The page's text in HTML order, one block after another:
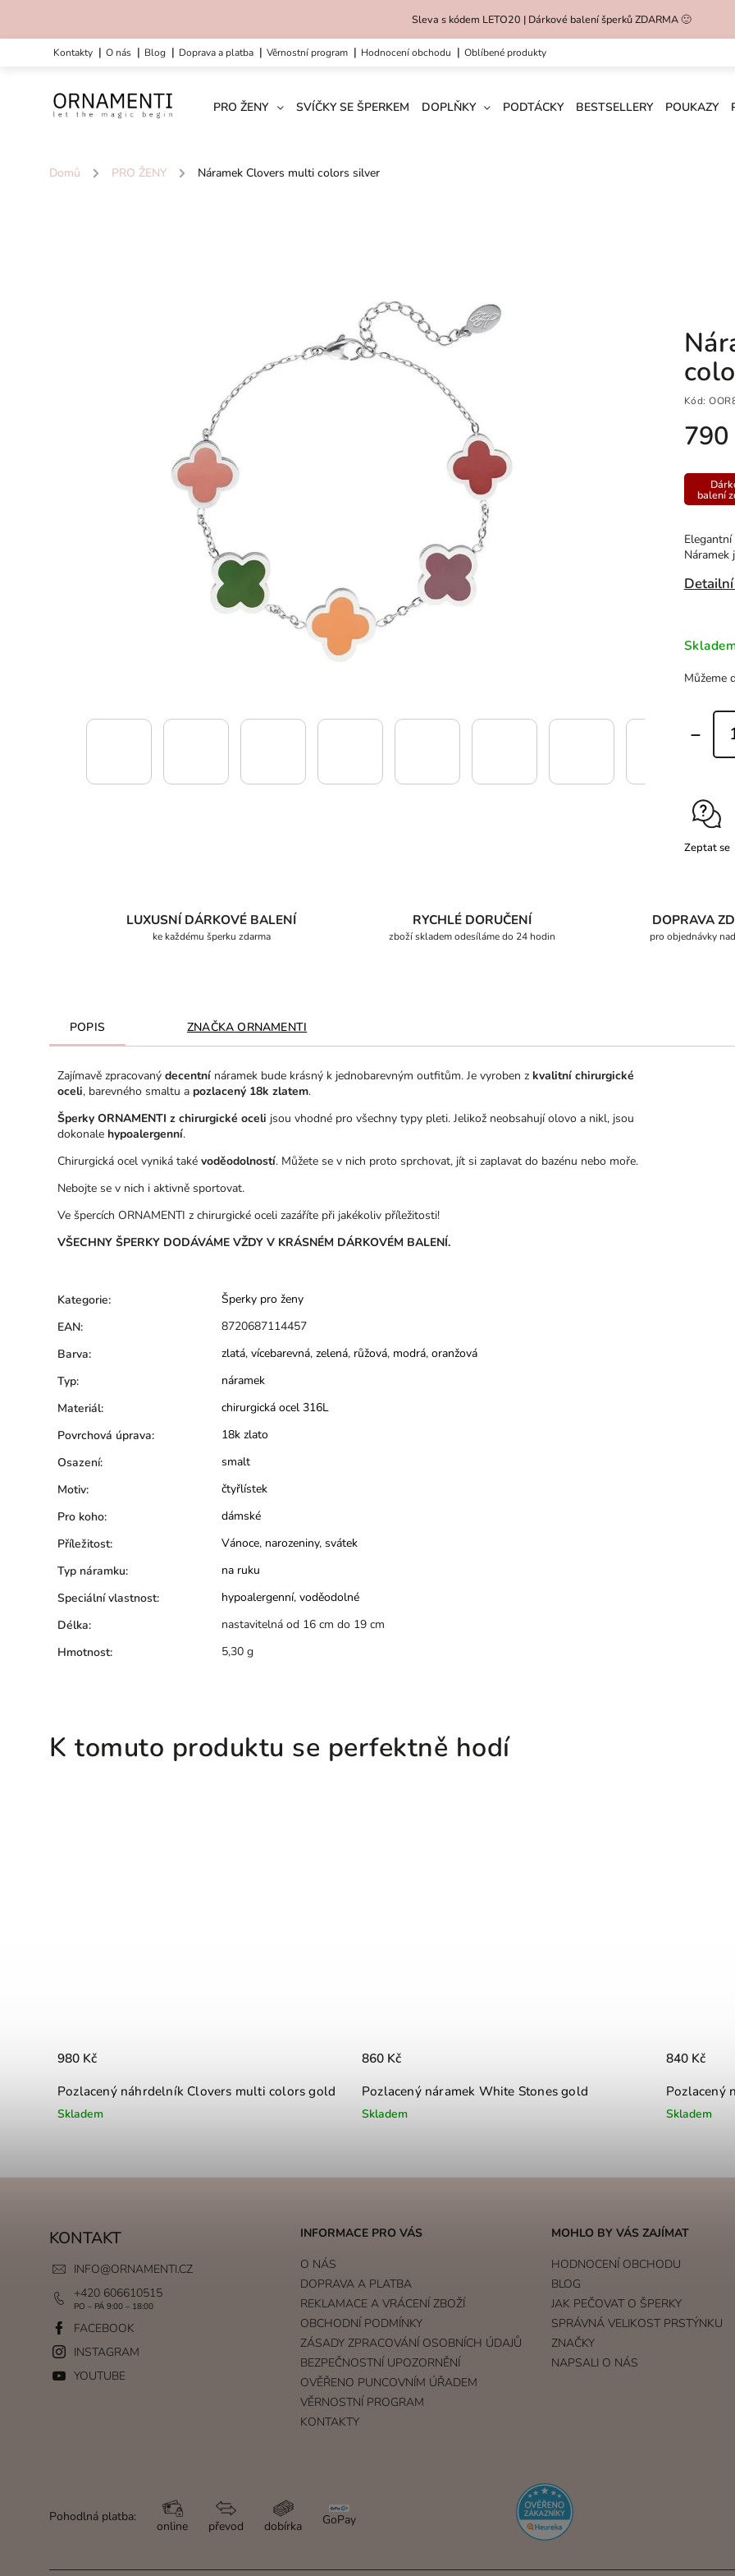
Sleva s kódem LETO20 | Dárkové balení šperků ZDARMA 🙂
kontakty o nás blog doprava a platba věrnostní program hodnocení obchodu oblíbené produkty
PRO ŽENY SVÍČKY SE ŠPERKEM DOPLŇKY PODTÁCKY BESTSELLERY POUKAZY
Domů / PRO ŽENY / Náramek Clovers multi colors silver
Kód:
790
Náramek
balení
Můžeme
Zeptat se
LUXUSNÍ DÁRKOVÉ BALENÍ
ke každému šperku zdarma
RYCHLÉ DORUČENÍ
zboží skladem odesíláme do 24 hodin
DOPRAVA
pro objednávky
POPIS ZNAČKA ORNAMENTI
Zajímavě zpracovaný decentní náramek bude krásný k jednobarevným outfitům. Je vyroben z kvalitní chirurgické
oceli, barevného smaltu a pozlacený 18k zlatem.
Šperky ORNAMENTI z chirurgické oceli jsou vhodné pro všechny typy pleti. Jelikož neobsahují olovo a nikl, jsou
dokonale hypoalergenní.
Chirurgická ocel vyniká také voděodolností. Můžete se v nich proto sprchovat, jít si zaplavat do bazénu nebo moře.
Nebojte se v nich i aktivně sportovat.
Ve špercích ORNAMENTI z chirurgické oceli zazáříte při jakékoliv příležitosti!
VŠECHNY ŠPERKY DODÁVÁME VŽDY V KRÁSNÉM DÁRKOVÉM BALENÍ.
Kategorie:
Šperky pro ženy
EAN:
8720687114457
Barva: zlatá, vícebarevná, zelená, růžová, modrá, oranžová
Typ:
náramek
Materiál:
chirurgická ocel 316L
Povrchová úprava:
18k zlato
Osazení:
smalt
Motiv:
čtyřlístek
Pro koho:
dámské
Příležitost: Vánoce, narozeniny, svátek
Typ náramku:
na ruku
Speciální vlastnost: hypoalergenní, voděodolné
Délka:
nastavitelná od 16 cm do 19 cm
Hmotnost: 5,30 g
K tomuto produktu se perfektně hodí
Pozlacený náhrdelník Clovers multi colors gold
Skladem
980 Kč
Pozlacený náramek White Stones gold
Skladem
860 Kč
Pozlacený
Skladem
840 Kč
KONTAKT
INFO@ORNAMENTI.CZ
+420 606610515
PO – PÁ 9:00 – 18:00
FACEBOOK
INSTAGRAM
YOUTUBE
INFORMACE PRO VÁS
O NÁS
DOPRAVA A PLATBA
REKLAMACE A VRÁCENÍ ZBOŽÍ
OBCHODNÍ PODMÍNKY
ZÁSADY ZPRACOVÁNÍ OSOBNÍCH ÚDAJŮ
BEZPEČNOSTNÍ UPOZORNĚNÍ
OVĚŘENO PUNCOVNÍM ÚŘADEM
VĚRNOSTNÍ PROGRAM
KONTAKTY
MOHLO BY VÁS ZAJÍMAT
HODNOCENÍ OBCHODU
BLOG
JAK PEČOVAT O ŠPERKY
SPRÁVNÁ VELIKOST PRSTÝNKU
ZNAČKY
NAPSALI O NÁS
Pohodlná platba:
online převod dobírka GoPay